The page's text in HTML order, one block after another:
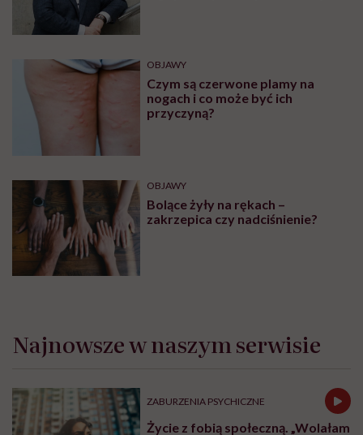
OBJAWY
Czym są czerwone plamy na
nogach i co może być ich
przyczyną?
OBJAWY
Bolące żyły na rękach –
zakrzepica czy nadciśnienie?
Najnowsze w naszym serwisie
ZABURZENIA PSYCHICZNE
Życie z fobią społeczną. „Wolałam